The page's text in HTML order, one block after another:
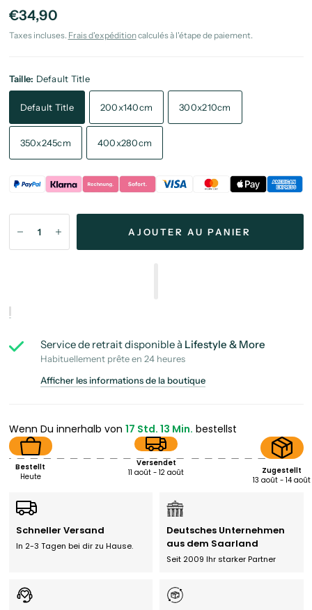
€34,90
Taxes incluses. Frais d'expéditioncalculés à l'étape de paiement.
Taille: Default Title
Default Title 200x140cm 300x210cm
350x245cm 400x280cm
AJOUTER AU PANIER
Service de retrait disponible à Lifestyle & More
Habituellement prête en 24 heures
Afficher les informations de la boutique
Wenn Du innerhalb von 17 Std. 13 Min. bestellst
Bestellt
Heute
Versendet
11 août - 12 août
Zugestellt
13 août - 14 août
Schneller Versand
In 2-3 Tagen bei dir zu Hause.
Deutsches Unternehmen
aus dem Saarland
Seit 2009 Ihr starker Partner